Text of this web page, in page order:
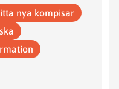
nya kompisar